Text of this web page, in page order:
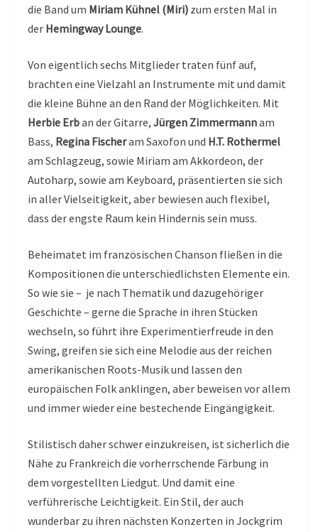
die Band um Miriam Kühnel (Miri) zum ersten Mal in
der Hemingway Lounge.
Von eigentlich sechs Mitglieder traten fünf auf,
brachten eine Vielzahl an Instrumente mit und damit
die kleine Bühne an den Rand der Möglichkeiten. Mit
Herbie Erban der Gitarre, Jürgen Zimmermannam
Bass, Regina Fischeram Saxofon und H.T. Rothermel
am Schlagzeug, sowie Miriam am Akkordeon, der
Autoharp, sowie am Keyboard, präsentierten sie sich
in aller Vielseitigkeit, aber bewiesen auch flexibel,
dass der engste Raum kein Hindernis sein muss.
Beheimatet im französischen Chanson fließen in die
Kompositionen die unterschiedlichsten Elemente ein.
So wie sie – je nach Thematik und dazugehöriger
Geschichte – gerne die Sprache in ihren Stücken
wechseln, so führt ihre Experimentierfreude in den
Swing, greifen sie sich eine Melodie aus der reichen
amerikanischen Roots-Musik und lassen den
europäischen Folk anklingen, aber beweisen vor allem
und immer wieder eine bestechende Eingängigkeit.
Stilistisch daher schwer einzukreisen, ist sicherlich die
Nähe zu Frankreich die vorherrschende Färbung in
dem vorgestellten Liedgut. Und damit eine
verführerische Leichtigkeit. Ein Stil, der auch
wunderbar zu ihren nächsten Konzerten in Jockgrim